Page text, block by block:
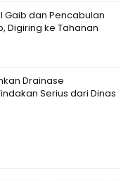
Gaib dan Pencabulan
Digiring ke Tahanan
Drainase
Serius dari Dinas